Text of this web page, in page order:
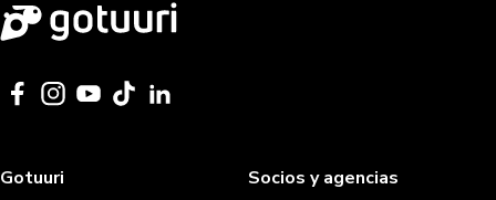
Gotuuri
Socios y agencias